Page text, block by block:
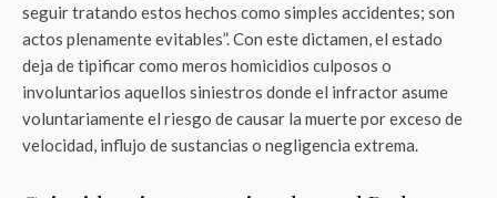
seguir tratando estos hechos como simples accidentes; son
actos plenamente evitables”. Con este dictamen, el estado
deja de tipificar como meros homicidios culposos o
involuntarios aquellos siniestros donde el infractor asume
voluntariamente el riesgo de causar la muerte por exceso de
velocidad, influjo de sustancias o negligencia extrema.